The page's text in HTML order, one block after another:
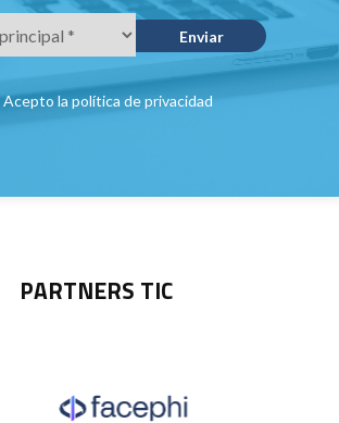
Acepto la política de privacidad
PARTNERS TIC